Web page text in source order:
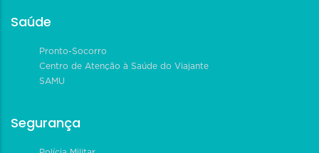
Saúde
Pronto-Socorro
Centro de Atenção à Saúde do Viajante
SAMU
Segurança